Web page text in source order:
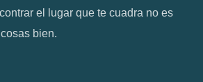
el lugar que te cuadra no es
bien.